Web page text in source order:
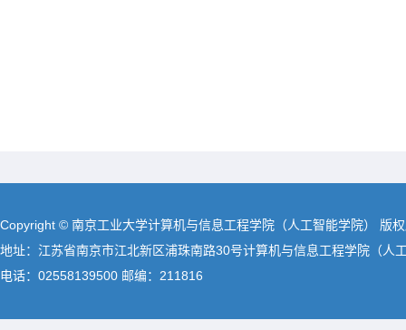
Copyright © 南京工业大学计算机与信息工程学院（人工智能学院） 版
地址：江苏省南京市江北新区浦珠南路30号计算机与信息工程学院（人
电话：02558139500 邮编：211816